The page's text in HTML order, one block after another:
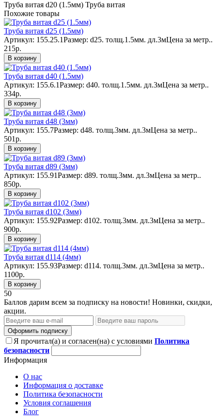
Труба витая d20 (1.5мм) Труба витая
Похожие товары
Труба витая d25 (1.5мм)
Артикул: 155.25.1Размер: d25. толщ.1.5мм. дл.3мЦена за метр..
215р.
В корзину
Труба витая d40 (1.5мм)
Артикул: 155.6.1Размер: d40. толщ.1.5мм. дл.3мЦена за метр..
334р.
В корзину
Труба витая d48 (3мм)
Артикул: 155.7Размер: d48. толщ.3мм. дл.3мЦена за метр..
501р.
В корзину
Труба витая d89 (3мм)
Артикул: 155.91Размер: d89. толщ.3мм. дл.3мЦена за метр..
850р.
В корзину
Труба витая d102 (3мм)
Артикул: 155.92Размер: d102. толщ.3мм. дл.3мЦена за метр..
900р.
В корзину
Труба витая d114 (4мм)
Артикул: 155.93Размер: d114. толщ.3мм. дл.3мЦена за метр..
1100р.
В корзину
50
Баллов дарим всем за подписку на новости! Новинки, скидки,
акции.
Оформить подписку
Я прочитал(а) и согласен(на) с условиями Политика
безопасности
Информация
О нас
Информация о доставке
Политика безопасности
Условия соглашения
Блог